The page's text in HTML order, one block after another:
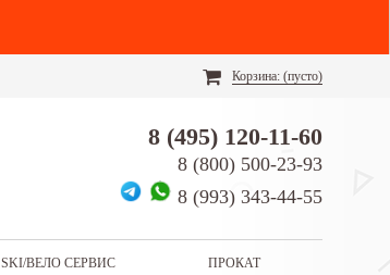
Корзина: (пусто)
8 (495) 120-11-60
8 (800) 500-23-93
8 (993) 343-44-55
SKI/ВЕЛО СЕРВИС ПРОКАТ